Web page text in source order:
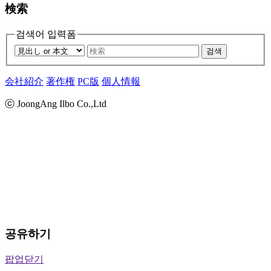
検索
검색어 입력폼
검색
会社紹介 著作権 PC版 個人情報
ⓒ JoongAng Ilbo Co.,Ltd
공유하기
팝업닫기